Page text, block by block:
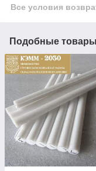
Все условия
Подобные